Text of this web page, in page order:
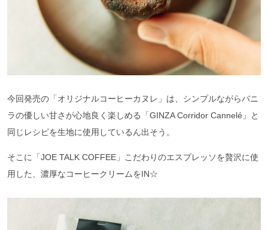
今回発売の「オリジナルコーヒーカヌレ」は、シンプルながらバニ
ラの優しい⽢さが⼼地良く楽しめる「GINZA Corridor Cannelé」と
同じレシピを⽣地に使用しているん出そう。
そこに「JOE TALK COFFEE」こだわりのエスプレッソを贅沢に使
用した、濃厚なコーヒークリームをIN☆